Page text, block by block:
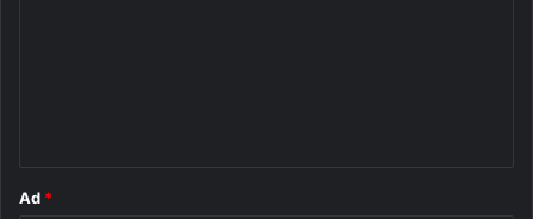
Ad *